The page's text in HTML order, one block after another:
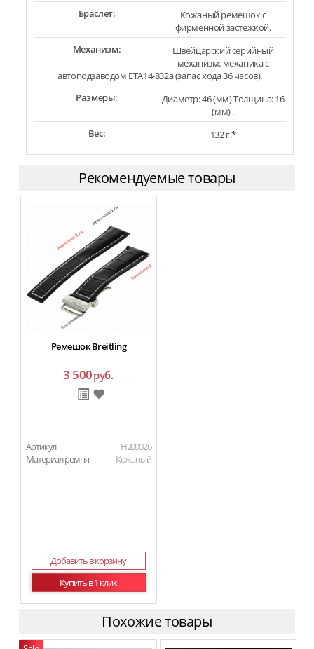
Браслет:
Кожаный ремешок с
фирменной застежкой.
Механизм:
Швейцарский серийный
механизм: механика с
автоподзаводом ETA14-832a (запас хода 36 часов).
Размеры:
Диаметр: 46 (мм) Толщина: 16
(мм) .
Вес:
132 г.*
Рекомендуемые товары
Ремешок Breitling
3 500руб.
Артикул
H200026
Материал ремня
Кожаный
Добавить в корзину
Купить в 1 клик
Похожие товары